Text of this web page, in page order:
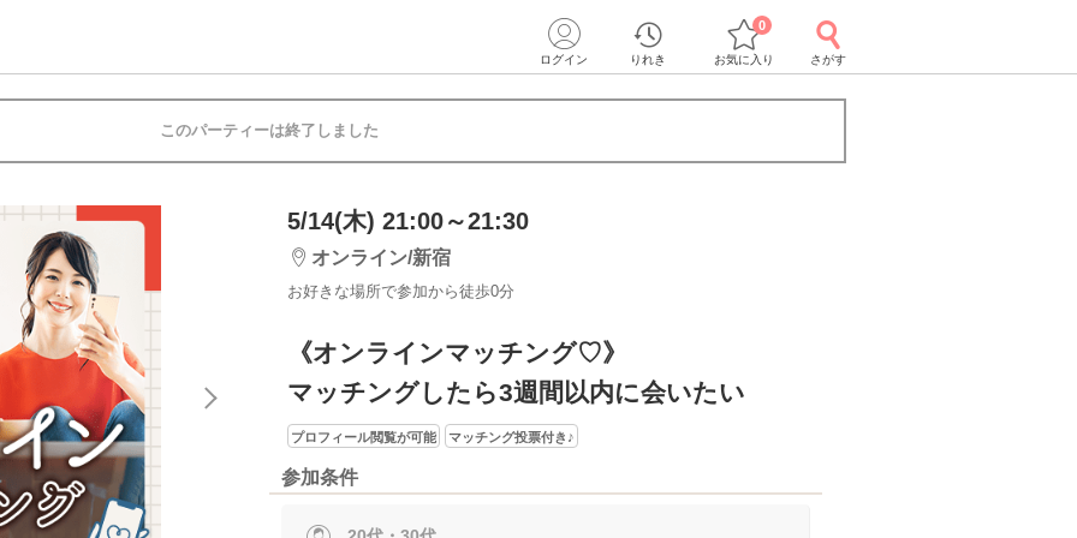
ログイン りれき お気に入り
0
さがす
このパーティーは終了しました
5/14(木) 21:00～21:30
オンライン/新宿
お好きな場所で参加から徒歩0分
《オンラインマッチング♡》
マッチングしたら3週間以内に会いたい
プロフィール閲覧が可能 マッチング投票付き♪
参加条件